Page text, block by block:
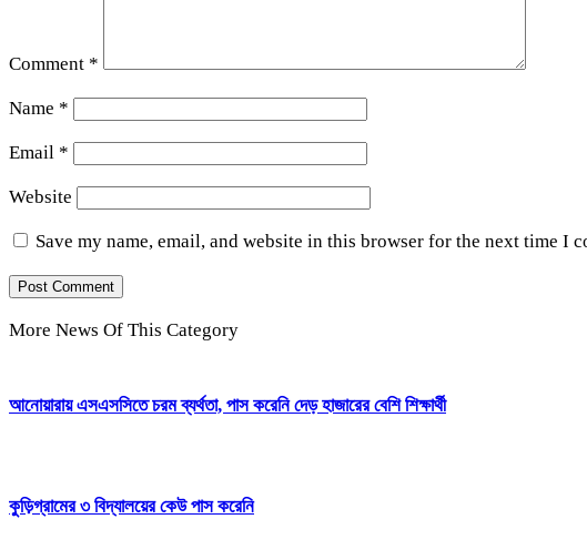
Comment *
Name *
Email *
Website
Save my name, email, and website in this browser for the next time I
More News Of This Category
আনোয়ারায় এসএসসিতে চরম ব্যর্থতা, পাস করেনি দেড় হাজারের বেশি শিক্ষার্থী
কুড়িগ্রামের ৩ বিদ্যালয়ের কেউ পাস করেনি